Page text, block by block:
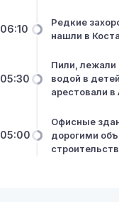
06:10
Редкие
нашли в
05:30
Пили, лежали
водой в
арестовали в
05:00
Офисные
дорогими